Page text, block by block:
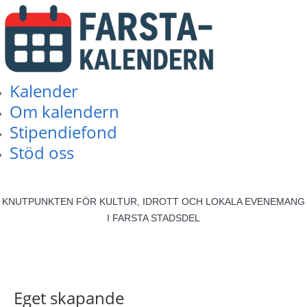
Kalender
Om kalendern
Stipendiefond
Stöd oss
KNUTPUNKTEN FÖR KULTUR, IDROTT OCH LOKALA EVENEMANG
I FARSTA STADSDEL
Eget skapande